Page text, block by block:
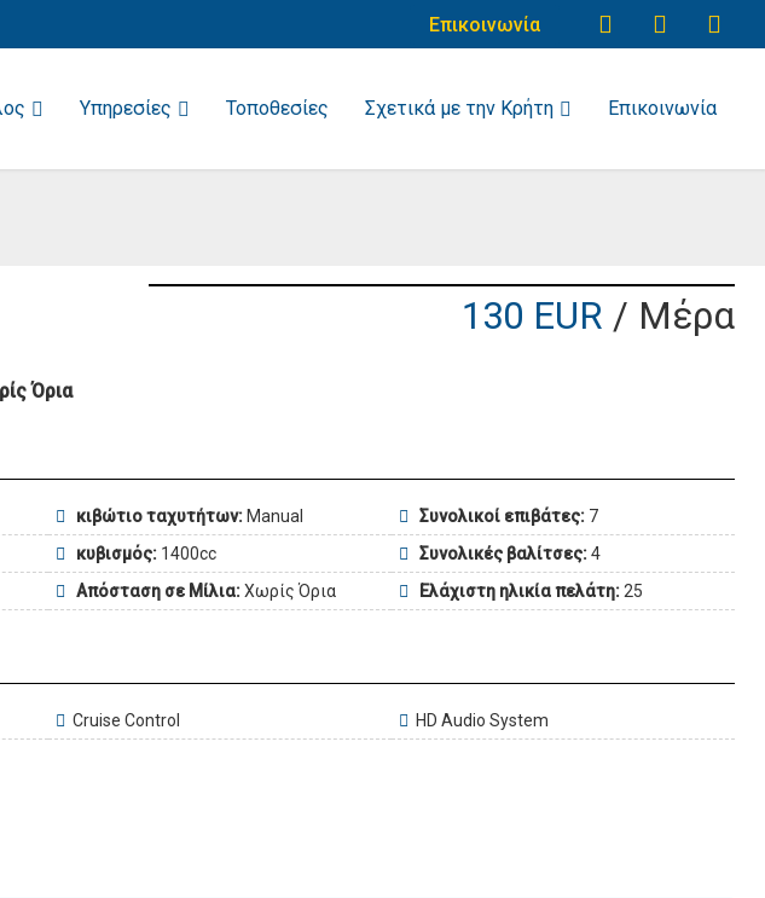
Επικοινωνία
Υπηρεσίες Τοποθεσίες Σχετικά με την Κρήτη Επικοινωνία
130 EUR / Μέρα
Όρια
κιβώτιο ταχυτήτων:Manual Συνολικοί επιβάτες:7
κυβισμός:1400cc Συνολικές βαλίτσες:4
Απόσταση σε Μίλια: Χωρίς Όρια Ελάχιστη ηλικία πελάτη: 25
Cruise Control HD Audio System